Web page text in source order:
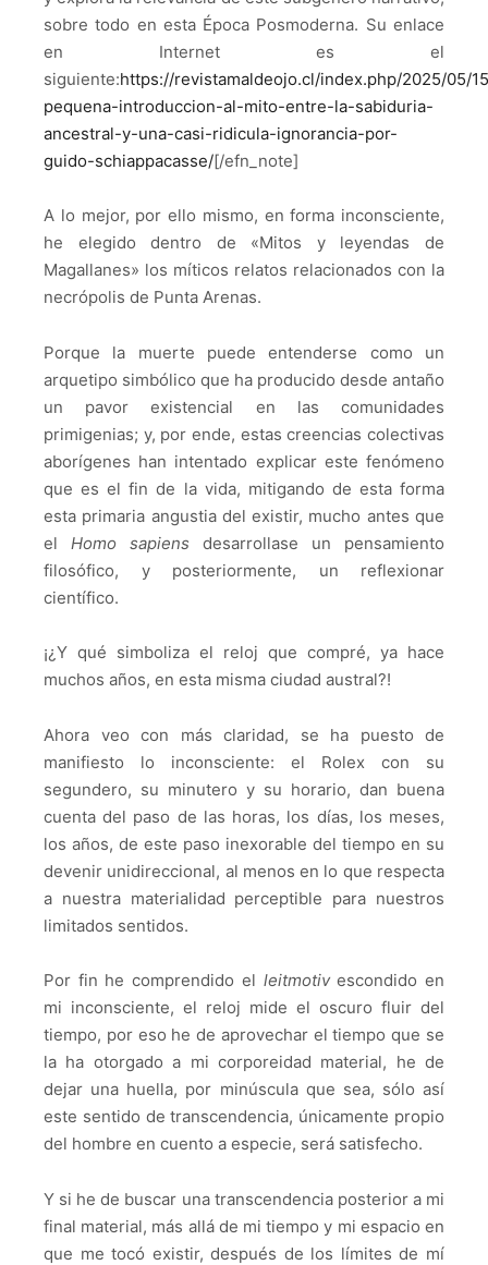
sobre todo en esta Época Posmoderna. Su enlace
en Internet es el
siguiente:https://revistamaldeojo.cl/index.php/2025/05/
pequena-introduccion-al-mito-entre-la-sabiduria-
ancestral-y-una-casi-ridicula-ignorancia-por-
guido-schiappacasse/[/efn_note]
A lo mejor, por ello mismo, en forma inconsciente,
he elegido dentro de «Mitos y leyendas de
Magallanes» los míticos relatos relacionados con la
necrópolis de Punta Arenas.
Porque la muerte puede entenderse como un
arquetipo simbólico que ha producido desde antaño
un pavor existencial en las comunidades
primigenias; y, por ende, estas creencias colectivas
aborígenes han intentado explicar este fenómeno
que es el fin de la vida, mitigando de esta forma
esta primaria angustia del existir, mucho antes que
el Homo sapiens desarrollase un pensamiento
filosófico, y posteriormente, un reflexionar
científico.
¡¿Y qué simboliza el reloj que compré, ya hace
muchos años, en esta misma ciudad austral?!
Ahora veo con más claridad, se ha puesto de
manifiesto lo inconsciente: el Rolex con su
segundero, su minutero y su horario, dan buena
cuenta del paso de las horas, los días, los meses,
los años, de este paso inexorable del tiempo en su
devenir unidireccional, al menos en lo que respecta
a nuestra materialidad perceptible para nuestros
limitados sentidos.
Por fin he comprendido el leitmotivescondido en
mi inconsciente, el reloj mide el oscuro fluir del
tiempo, por eso he de aprovechar el tiempo que se
la ha otorgado a mi corporeidad material, he de
dejar una huella, por minúscula que sea, sólo así
este sentido de transcendencia, únicamente propio
del hombre en cuento a especie, será satisfecho.
Y si he de buscar una transcendencia posterior a mi
final material, más allá de mi tiempo y mi espacio en
que me tocó existir, después de los límites de mí